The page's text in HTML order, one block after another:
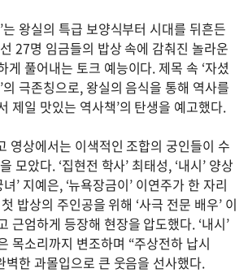
는 왕실의 특급 보양식부터 시대를 뒤흔든
27명 임금들의 밥상 속에 감춰진 놀라운
게 풀어내는 토크 예능이다. 제목 속 ‘자셨
의 극존칭으로, 왕실의 음식을 통해 역사를
제일 맛있는 역사책’의 탄생을 예고했다.
영상에서는 이색적인 조합의 궁인들이 수
모았다. ‘집현전 학사’ 최태성, ‘내시’ 양상
녀’ 지예은, ‘뉴욕장금이’ 이연주가 한 자리
밥상의 주인공을 위해 ‘사극 전문 배우’ 이
근엄하게 등장해 현장을 압도했다. ‘내시’
목소리까지 변조하며 “주상전하 납시
벽한 과몰입으로 큰 웃음을 선사했다.